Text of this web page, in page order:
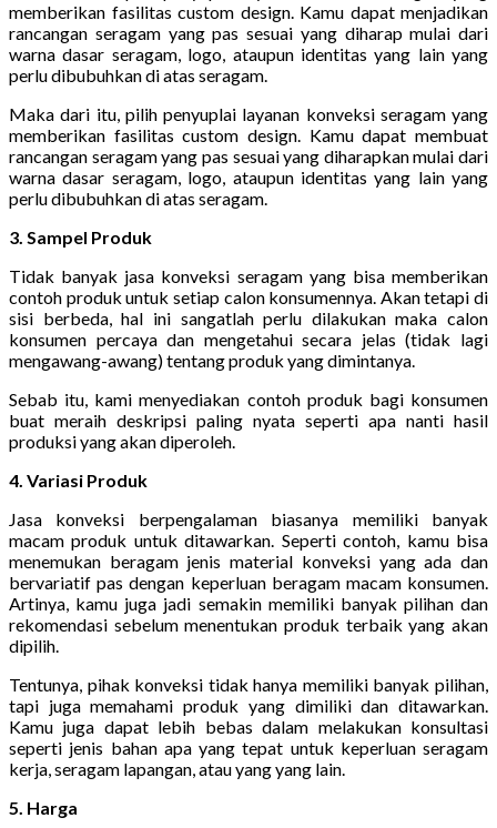
memberikan fasilitas custom design. Kamu dapat menjadikan
rancangan seragam yang pas sesuai yang diharap mulai dari
warna dasar seragam, logo, ataupun identitas yang lain yang
perlu dibubuhkan di atas seragam.
Maka dari itu, pilih penyuplai layanan konveksi seragam yang
memberikan fasilitas custom design. Kamu dapat membuat
rancangan seragam yang pas sesuai yang diharapkan mulai dari
warna dasar seragam, logo, ataupun identitas yang lain yang
perlu dibubuhkan di atas seragam.
3. Sampel Produk
Tidak banyak jasa konveksi seragam yang bisa memberikan
contoh produk untuk setiap calon konsumennya. Akan tetapi di
sisi berbeda, hal ini sangatlah perlu dilakukan maka calon
konsumen percaya dan mengetahui secara jelas (tidak lagi
mengawang-awang) tentang produk yang dimintanya.
Sebab itu, kami menyediakan contoh produk bagi konsumen
buat meraih deskripsi paling nyata seperti apa nanti hasil
produksi yang akan diperoleh.
4. Variasi Produk
Jasa konveksi berpengalaman biasanya memiliki banyak
macam produk untuk ditawarkan. Seperti contoh, kamu bisa
menemukan beragam jenis material konveksi yang ada dan
bervariatif pas dengan keperluan beragam macam konsumen.
Artinya, kamu juga jadi semakin memiliki banyak pilihan dan
rekomendasi sebelum menentukan produk terbaik yang akan
dipilih.
Tentunya, pihak konveksi tidak hanya memiliki banyak pilihan,
tapi juga memahami produk yang dimiliki dan ditawarkan.
Kamu juga dapat lebih bebas dalam melakukan konsultasi
seperti jenis bahan apa yang tepat untuk keperluan seragam
kerja, seragam lapangan, atau yang yang lain.
5. Harga